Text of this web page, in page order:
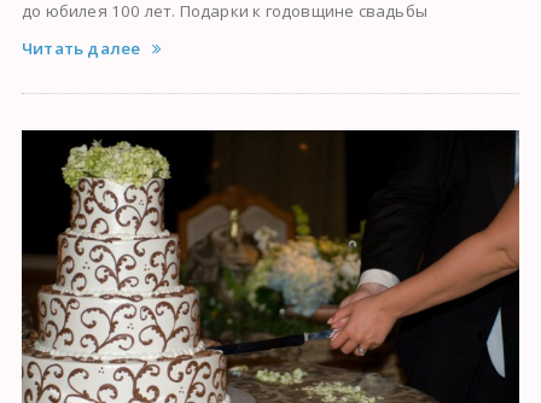
до юбилея 100 лет. Подарки к годовщине свадьбы
Читать далее